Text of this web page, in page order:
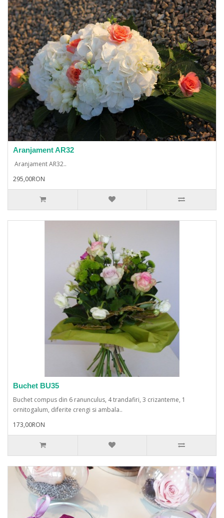
Aranjament AR32
Aranjament AR32..
295,00RON
Buchet BU35
Buchet compus din 6 ranunculus, 4 trandafiri, 3 crizanteme, 1
ornitogalum, diferite crengi si ambala..
173,00RON